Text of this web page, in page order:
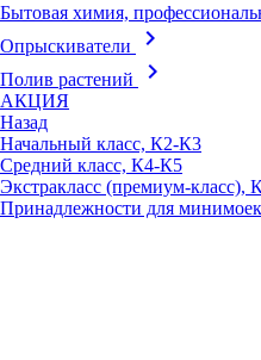
Бытовая химия,
Опрыскиватели keyboard_arrow_right
Полив растений keyboard_arrow_right
АКЦИЯ
Назад
Начальный класс, К2-К3
Средний класс, К4-К5
Экстракласс (премиум-класс),
Принадлежности для минимоек